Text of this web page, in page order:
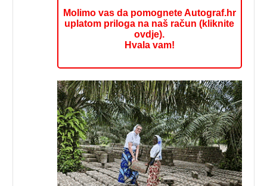
Molimo vas da pomognete Autograf.hr
uplatom priloga na naš račun (kliknite
ovdje).
Hvala vam!